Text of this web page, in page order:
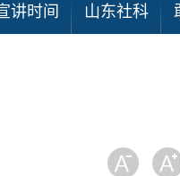
讲时间 山东社科